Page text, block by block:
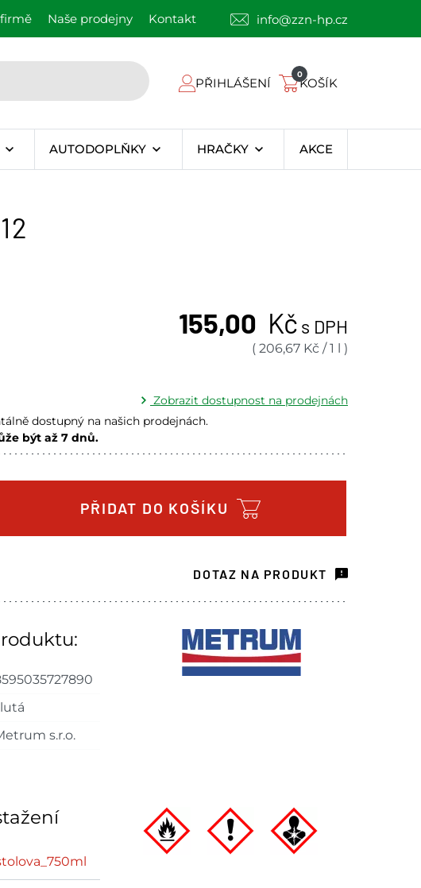
Naše prodejny Kontakt info@zzn-hp.cz
PŘIHLÁŠENÍ
0
KOŠÍK
AUTODOPLŇKY HRAČKY AKCE
155,00 Kč s DPH
( 206,67 Kč/1 l )
PŘIDAT DO KOŠÍKU
Zobrazit dostupnost na prodejnách
dostupný na našich prodejnách.
být až 7 dnů.
na prodejnách je pouze orientační.
se mohou lišit od cen na e-shopu.
DOTAZ NA PRODUKT
s.r.o.